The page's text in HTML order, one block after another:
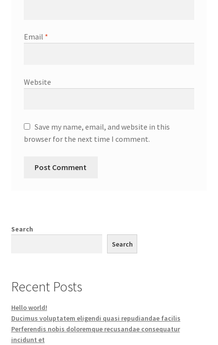
Email *
Website
Save my name, email, and website in this
browser for the next time I comment.
Search
Search
Recent Posts
Hello world!
Ducimus voluptatem eligendi quasi repudiandae facilis
Perferendis nobis doloremque recusandae consequatur
incidunt et